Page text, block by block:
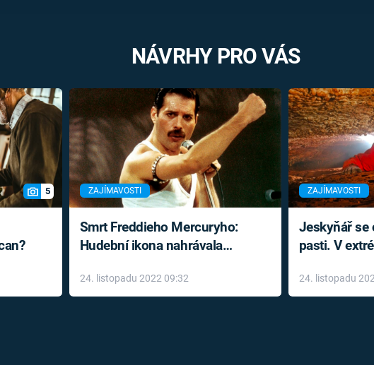
NÁVRHY PRO VÁS
5 ZAJÍMAVOSTI
Smrt Freddieho Mercuryho:
Hudební ikona nahrávala
léky
24. listopadu 2022 09:32
ZAJÍMAVOSTI
Jeskyňář se
pasti. V
24. listopadu